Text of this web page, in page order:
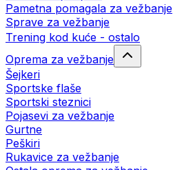
Pametna pomagala za vežbanje
Sprave za vežbanje
Trening kod kuće - ostalo
Oprema za vežbanje
Šejkeri
Sportske flaše
Sportski steznici
Pojasevi za vežbanje
Gurtne
Peškiri
Rukavice za vežbanje